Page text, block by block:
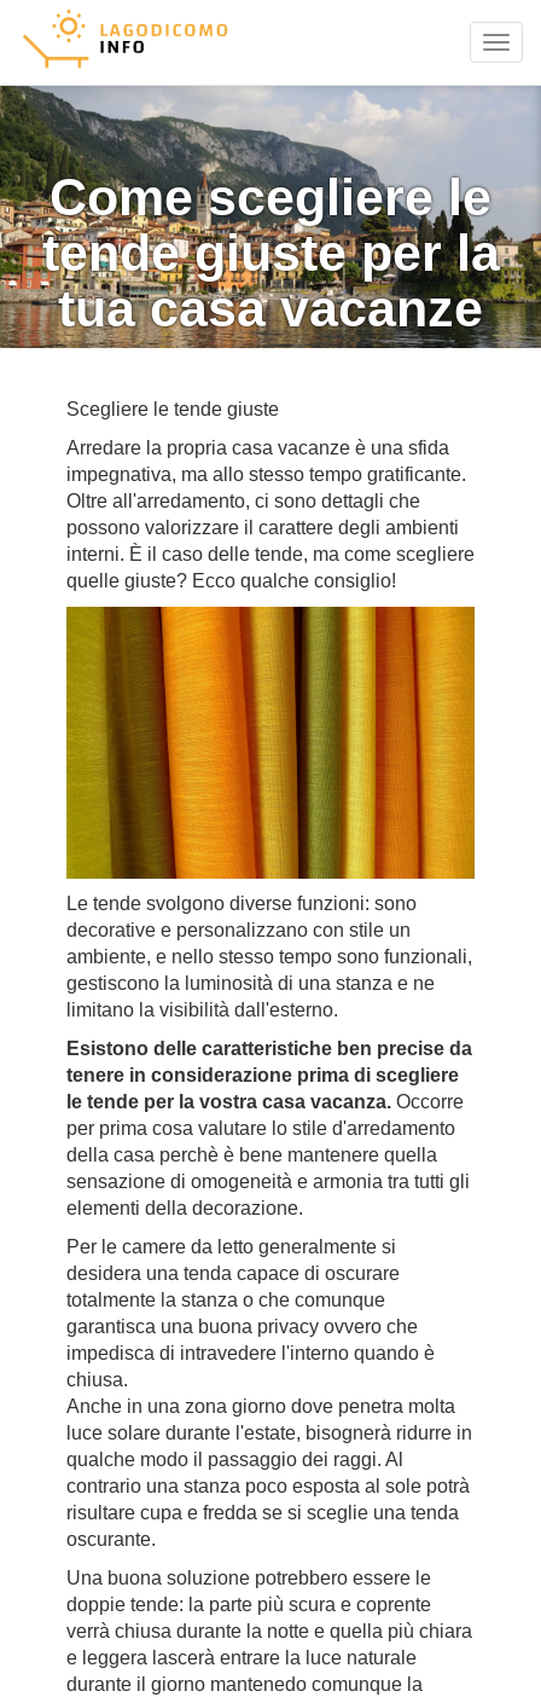
Menu
Come scegliere le
tende giuste per la
tua casa vacanze
Scegliere le tende giuste
Arredare la propria casa vacanze è una sfida
impegnativa, ma allo stesso tempo gratificante.
Oltre all'arredamento, ci sono dettagli che
possono valorizzare il carattere degli ambienti
interni. È il caso delle tende, ma come scegliere
quelle giuste? Ecco qualche consiglio!
Le tende svolgono diverse funzioni: sono
decorative e personalizzano con stile un
ambiente, e nello stesso tempo sono funzionali,
gestiscono la luminosità di una stanza e ne
limitano la visibilità dall'esterno.
Esistono delle caratteristiche ben precise da
tenere in considerazione prima di scegliere
le tende per la vostra casa vacanza. Occorre
per prima cosa valutare lo stile d'arredamento
della casa perchè è bene mantenere quella
sensazione di omogeneità e armonia tra tutti gli
elementi della decorazione.
Per le camere da letto generalmente si
desidera una tenda capace di oscurare
totalmente la stanza o che comunque
garantisca una buona privacy ovvero che
impedisca di intravedere l'interno quando è
chiusa.
Anche in una zona giorno dove penetra molta
luce solare durante l'estate, bisognerà ridurre in
qualche modo il passaggio dei raggi. Al
contrario una stanza poco esposta al sole potrà
risultare cupa e fredda se si sceglie una tenda
oscurante.
Una buona soluzione potrebbero essere le
doppie tende: la parte più scura e coprente
verrà chiusa durante la notte e quella più chiara
e leggera lascerà entrare la luce naturale
durante il giorno mantenedo comunque la